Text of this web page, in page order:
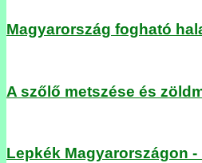
Magyarország fogható
A szőlő metszése és
Lepkék Magyarországon -